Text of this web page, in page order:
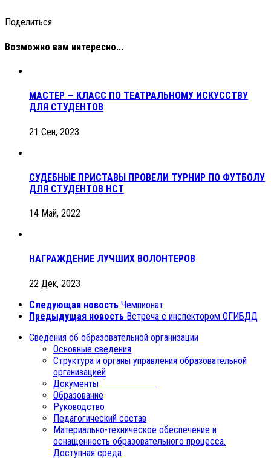
Поделиться
Возможно вам интересно...
МАСТЕР — КЛАСС ПО ТЕАТРАЛЬНОМУ ИСКУССТВУ
ДЛЯ СТУДЕНТОВ
21 Сен, 2023
СУДЕБНЫЕ ПРИСТАВЫ ПРОВЕЛИ ТУРНИР ПО ФУТБОЛУ
ДЛЯ СТУДЕНТОВ НСТ
14 Май, 2022
НАГРАЖДЕНИЕ ЛУЧШИХ ВОЛОНТЕРОВ
22 Дек, 2023
Следующая новость Чемпионат
Предыдущая новость Встреча с инспектором ОГИБДД
Сведения об образовательной организации
Основные сведения
Структура и органы управления образовательной
организацией
Документы
Образование
Руководство
Педагогический состав
Материально-техническое обеспечение и
оснащенность образовательного процесса.
Доступная среда